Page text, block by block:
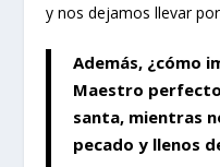
y nos dejamos llevar
Además, ¿cómo
Maestro
santa, mientras
pecado y llenos